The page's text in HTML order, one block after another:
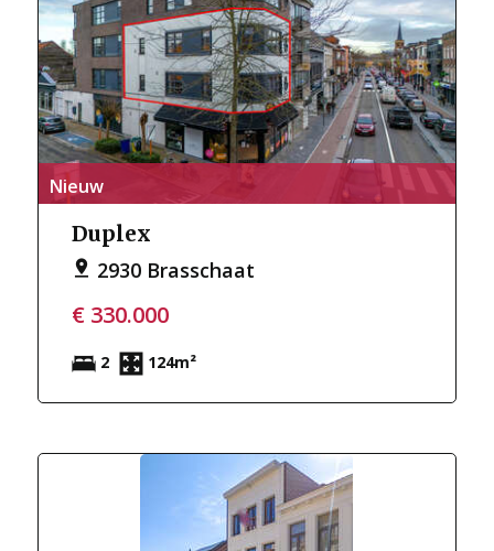
Nieuw
Duplex
2930 Brasschaat
€ 330.000
2 124m²